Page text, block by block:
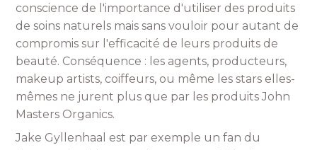
conscience de l'importance d'utiliser des produits
de soins naturels mais sans vouloir pour autant de
compromis sur l'efficacité de leurs produits de
beauté. Conséquence : les agents, producteurs,
makeup artists, coiffeurs, ou même les stars elles-
mêmes ne jurent plus que par les produits John
Masters Organics.
Jake Gyllenhaal est par exemple un fan du